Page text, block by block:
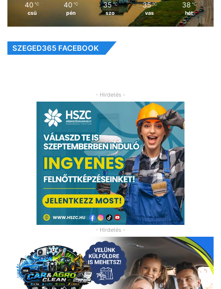
40 ℃
csü
40 ℃
pén
35 ℃
szo
35 ℃
vas
38 ℃
hét
SZEGED365 FACEBOOK
- Hirdetés -
- Hirdetés -